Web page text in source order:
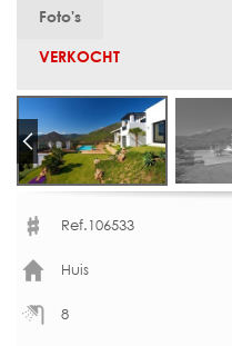
Foto's
VERKOCHT
Ref.106533
Huis
8